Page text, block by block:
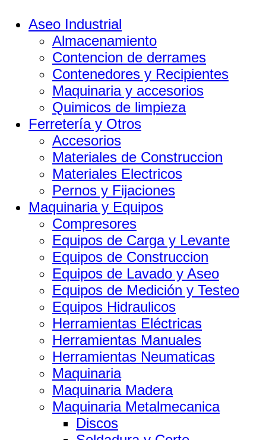
Aseo Industrial
Almacenamiento
Contencion de derrames
Contenedores y Recipientes
Maquinaria y accesorios
Quimicos de limpieza
Ferretería y Otros
Accesorios
Materiales de Construccion
Materiales Electricos
Pernos y Fijaciones
Maquinaria y Equipos
Compresores
Equipos de Carga y Levante
Equipos de Construccion
Equipos de Lavado y Aseo
Equipos de Medición y Testeo
Equipos Hidraulicos
Herramientas Eléctricas
Herramientas Manuales
Herramientas Neumaticas
Maquinaria
Maquinaria Madera
Maquinaria Metalmecanica
Discos